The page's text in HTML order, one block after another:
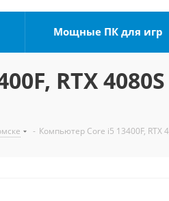
Мощные ПК для игр
RTX
- Компьютер Core i5 13400F, RTX